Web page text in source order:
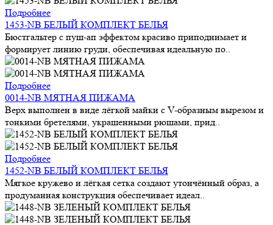
Подробнее
1453-NB БЕЛЫЙ КОМПЛЕКТ БЕЛЬЯ
Бюстгальтер с пуш-ап эффектом красиво приподнимает и
формирует линию груди, обеспечивая идеальную по..
Подробнее
0014-NB МЯТНАЯ ПИЖАМА
Верх выполнен в виде лёгкой майки с V-образным вырезом и
тонкими бретелями, украшенными рюшами, прид..
Подробнее
1452-NB БЕЛЫЙ КОМПЛЕКТ БЕЛЬЯ
Мягкое кружево и лёгкая сетка создают утончённый образ, а
продуманная конструкция обеспечивает идеал..